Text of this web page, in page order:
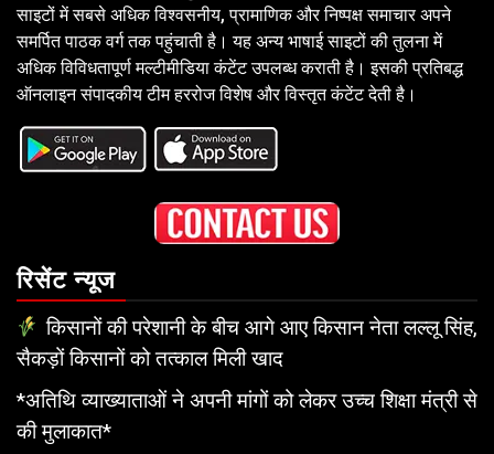
साइटों में सबसे अधिक विश्वसनीय, प्रामाणिक और निष्पक्ष समाचार अपने
समर्पित पाठक वर्ग तक पहुंचाती है। यह अन्य भाषाई साइटों की तुलना में
अधिक विविधतापूर्ण मल्टीमीडिया कंटेंट उपलब्ध कराती है। इसकी प्रतिबद्ध
ऑनलाइन संपादकीय टीम हररोज विशेष और विस्तृत कंटेंट देती है।
रिसेंट न्यूज
किसानों की परेशानी के बीच आगे आए किसान नेता लल्लू सिंह,
सैकड़ों किसानों को तत्काल मिली खाद
*अतिथि व्याख्याताओं ने अपनी मांगों को लेकर उच्च शिक्षा मंत्री से
की मुलाकात*